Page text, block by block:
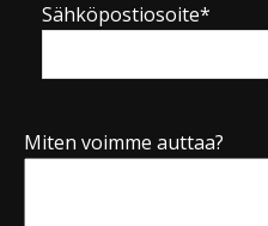
Sähköpostiosoite*
Miten voimme auttaa?